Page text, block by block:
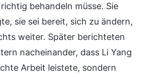
behandeln müsse. Sie
sie sei bereit, sich zu ändern,
weiter. Später berichteten
nacheinander, dass Li Yang
Arbeit leistete, sondern